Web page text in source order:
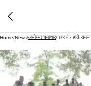
Home/News/अयोध्या समाचार/नहर में नहाते समय